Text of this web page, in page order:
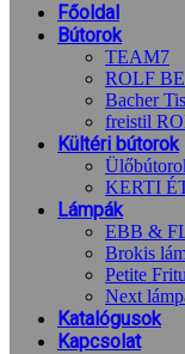
Főoldal
Bútorok
TEAM7
ROLF
Bacher
freistil
Kültéri bútorok
KERTI
Lámpák
EBB &
Brokis
Petite
Next
Katalógusok
Kapcsolat